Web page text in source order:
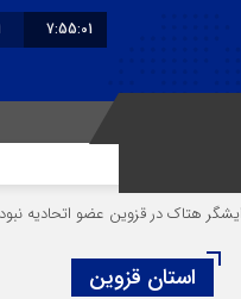
7:55:01
در قزوین عضو اتحادیه نبود
استان قزوین